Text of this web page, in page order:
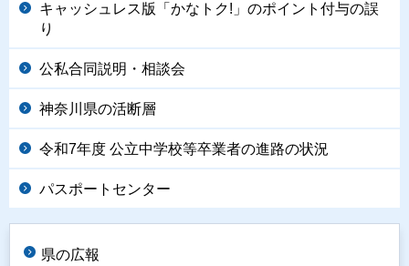
キャッシュレス版「かなトク!」のポイント付与の誤
り
公私合同説明・相談会
神奈川県の活断層
令和7年度 公立中学校等卒業者の進路の状況
パスポートセンター
県の広報